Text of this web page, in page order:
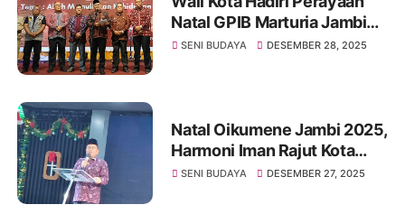
Natal GPIB Marturia Jambi
Ajak Umat Kristiani Menjadi
SENI BUDAYA DESEMBER 28, 2025
Natal Oikumene Jambi 2025,
Harmoni Iman Rajut Kota
Jambi yang Bahagia
SENI BUDAYA DESEMBER 27, 2025